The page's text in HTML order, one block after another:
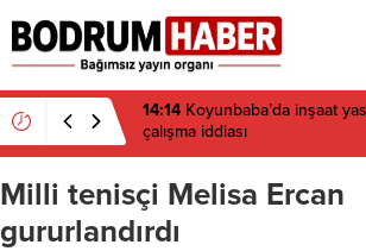
14:14 Koyunbaba’da inşaat
çalışma iddiası
Milli tenisçi Melisa Ercan
gururlandırdı